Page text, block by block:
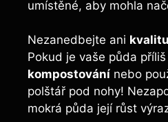
‍umístěné, aby mohla
Nezanedbejte ani⁤
Pokud je⁣ vaše půda
kompostování nebo
⁢polštář ⁣pod nohy!
mokrá půda její ⁣růst